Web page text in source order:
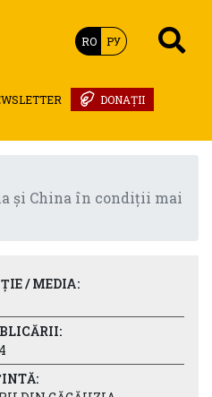
RO РУ
DONAȚII
și China în condiții mai
/ MEDIA: